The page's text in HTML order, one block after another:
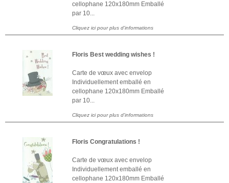
cellophane 120x180mm Emballé
par 10...
Cliquez ici pour plus d'informations
Floris Best wedding wishes !
Carte de vœux avec envelop
Individuellement emballé en
cellophane 120x180mm Emballé
par 10...
Cliquez ici pour plus d'informations
Floris Congratulations !
Carte de vœux avec envelop
Individuellement emballé en
cellophane 120x180mm Emballé